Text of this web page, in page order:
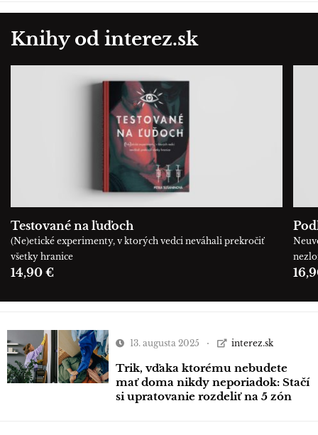
Knihy od interez.sk
Testované na ľuďoch
(Ne)etické experimenty, v ktorých vedci neváhali prekročiť
všetky hranice
14,90 €
13. augusta 2025 interez.sk
Trik, vďaka ktorému nebudete
mať doma nikdy neporiadok: Stačí
si upratovanie rozdeliť na 5 zón